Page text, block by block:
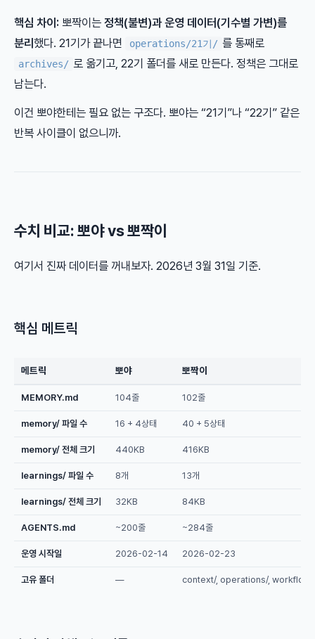
핵심 차이: 뽀짝이는 정책(불변)과 운영 데이터(기수별 가변)를
분리 했다. 21기가 끝나면 operations/21기/ 를 통째로
archives/ 로 옮기고, 22기 폴더를 새로 만든다. 정책은 그대로
남는다.
이건 뽀야한테는 필요 없는 구조다. 뽀야는 “21기”나 “22기” 같은
반복 사이클이 없으니까.
수치 비교: 뽀야 vs 뽀짝이
여기서 진짜 데이터를 꺼내보자. 2026년 3월 31일 기준.
핵심 메트릭
메트릭 뽀야 뽀짝이
MEMORY.md 104줄 102줄
memory/ 파일 수 16 + 4상태 40 + 5상태
memory/ 전체 크기 440KB 416KB
learnings/ 파일 수 8개 13개
learnings/ 전체 크기 32KB 84KB
AGENTS.md ~200줄 ~284줄
운영 시작일 2026-02-14 2026-02-23
고유 폴더 — context/, operations/,